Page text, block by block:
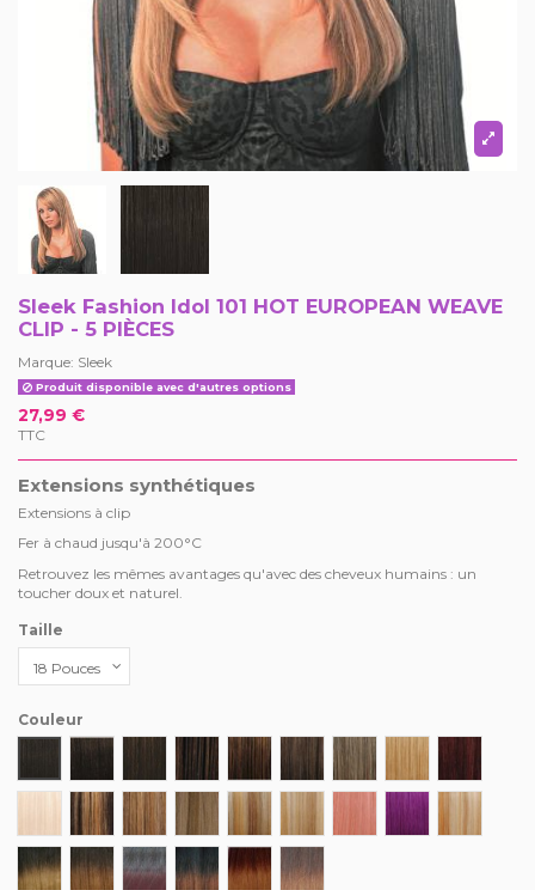
Sleek Fashion Idol 101 HOT EUROPEAN WEAVE
CLIP - 5 PIÈCES
Marque: Sleek
Produit disponible avec d'autres options
27,99 €
TTC
Extensions synthétiques
Extensions à clip
Fer à chaud jusqu'à 200°C
Retrouvez les mêmes avantages qu'avec des cheveux humains : un
toucher doux et naturel.
Taille
Couleur
1B 27
P4/27 P6/27 P10/16 P10/24/613 PURPLE P27/613
T1B/27 T1B/30 T1B/99J T1B/33 T4/27